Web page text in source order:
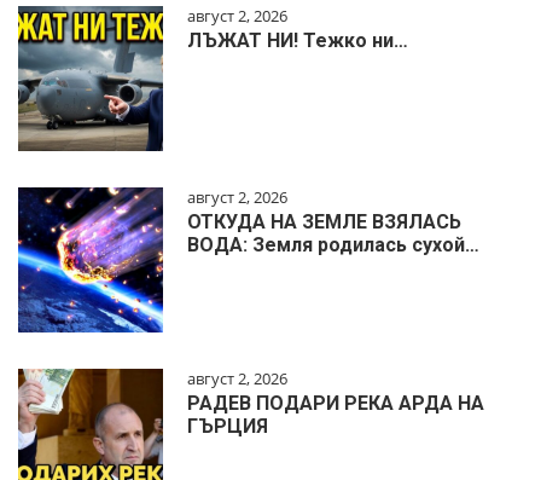
август 2, 2026
ЛЪЖАТ НИ! Тежко ни…
август 2, 2026
ОТКУДА НА ЗЕМЛЕ ВЗЯЛАСЬ
ВОДА: Земля родилась сухой…
август 2, 2026
РАДЕВ ПОДАРИ РЕКА АРДА НА
ГЪРЦИЯ